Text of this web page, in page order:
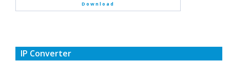
Download
IP Converter